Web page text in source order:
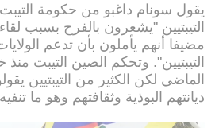
يقول سونام داغبو من حكومة
التيبتيين "يشعرون بالفرح بسبب
مضيفا أنهم يأملون بأن تدعم
التيبتيين". وتحكم الصين التيبت
الماضي لكن الكثير من التيبتيين
ديانتهم البوذية وثقافتهم وهو ما